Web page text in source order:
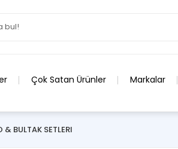
Çok Satan Ürünler Markalar
& BULTAK SETLERI